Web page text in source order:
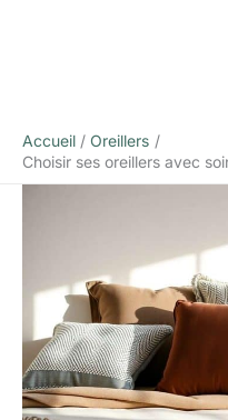
Accueil
Oreillers
Choisir ses oreillers avec